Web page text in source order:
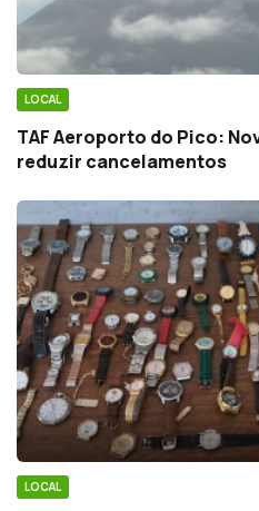
LOCAL
TAF Aeroporto do Pico:
reduzir cancelamentos
LOCAL